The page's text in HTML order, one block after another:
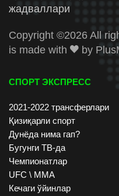
жадваллари
Copyright ©2026 All
is made with
by
СПОРТ ЭКСПРЕСС
2021-2022 трансферлари
Қизиқарли спорт
Дунёда нима гап?
Бугунги ТВ-да
Чемпионатлар
UFC \ ММА
Кечаги ўйинлар